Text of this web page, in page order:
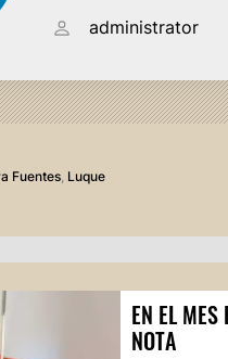
administrator
Fuentes, Luque
EN EL MES
NOTA